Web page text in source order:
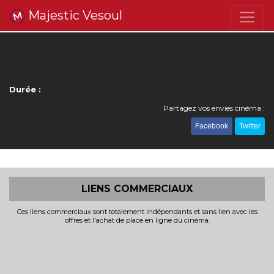
Majestic Vesoul
Durée :
Partagez vos envies cinéma :
Facebook Twitter
LIENS COMMERCIAUX
Ces liens commerciaux sont totalement indépendants et sans lien avec les
offres et l'achat de place en ligne du cinéma.